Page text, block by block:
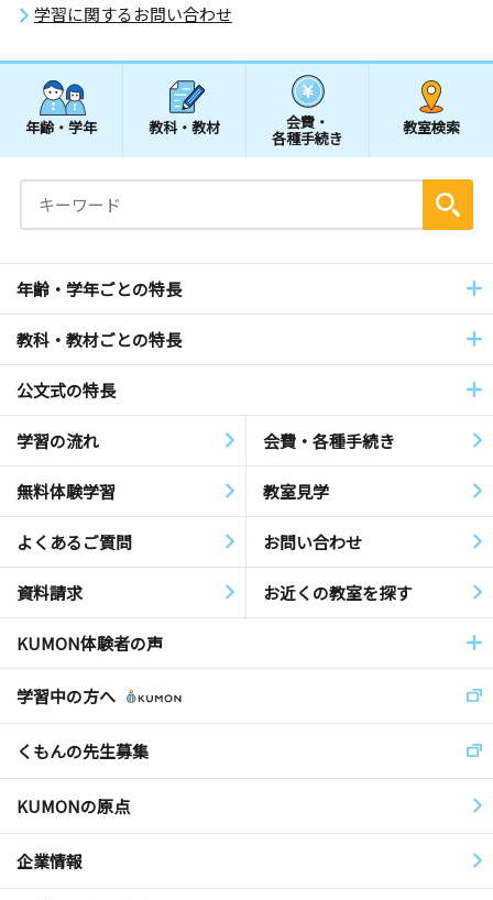
学習に関するお問い合わせ
年齢・学年 教科・教材 会費・
各種手続き
教室検索
年齢・学年ごとの特長
教科・教材ごとの特長
公文式の特長
学習の流れ 会費・各種手続き
無料体験学習 教室見学
よくあるご質問 お問い合わせ
資料請求 お近くの教室を探す
KUMON体験者の声
学習中の方へ
くもんの先生募集
KUMONの原点
企業情報